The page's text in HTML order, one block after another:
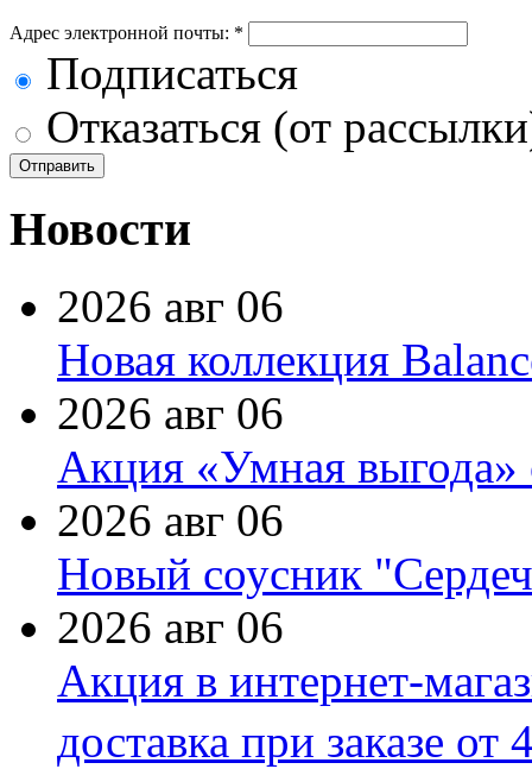
Адрес электронной почты: *
Подписаться
Отказаться (от
Новости
2026 авг 06
Новая коллекция
2026 авг 06
Акция «Умная выгода»
2026 авг 06
Новый соусник
2026 авг 06
Акция в интернет-
доставка при заказе от